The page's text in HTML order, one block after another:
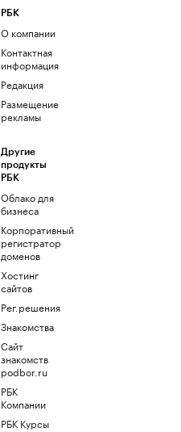
РБК
О компании
Контактная
информация
Редакция
Размещение
рекламы
Другие
продукты
РБК
Облако для
бизнеса
Корпоративный
регистратор
доменов
Хостинг
сайтов
Рег.решения
Знакомства
Сайт
знакомств
podbor.ru
РБК
Компании
РБК Курсы